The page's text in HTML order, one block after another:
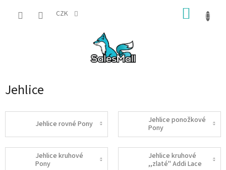
CZK
Jehlice
Jehlice rovné Pony
Jehlice ponožkové
Pony
Jehlice kruhové
Pony
Jehlice kruhové
,,zlaté" Addi Lace